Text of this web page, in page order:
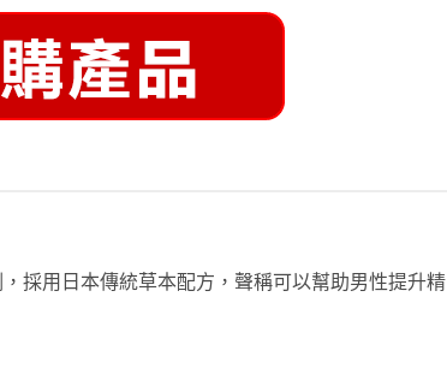
採用日本傳統草本配方，聲稱可以幫助男性提升精